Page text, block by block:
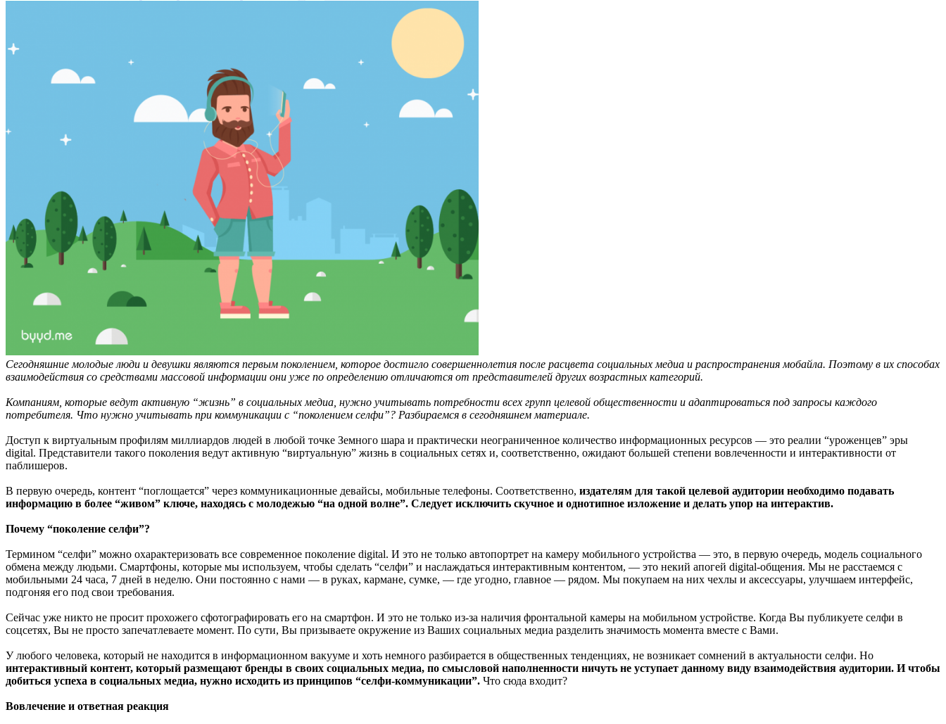
Сегодняшние молодые люди и девушки являются первым поколением, которое достигло совершеннолетия после расцвета социальных медиа и распространения мобайла. Поэтому в их способах
взаимодействия со средствами массовой информации они уже по определению отличаются от представителей других возрастных категорий.
Компаниям, которые ведут активную “жизнь” в социальных медиа, нужно учитывать потребности всех групп целевой общественности и адаптироваться под запросы каждого
потребителя. Что нужно учитывать при коммуникации с “поколением селфи”? Разбираемся в сегодняшнем материале.
Доступ к виртуальным профилям миллиардов людей в любой точке Земного шара и практически неограниченное количество информационных ресурсов — это реалии “уроженцев” эры
digital. Представители такого поколения ведут активную “виртуальную” жизнь в социальных сетях и, соответственно, ожидают большей степени вовлеченности и интерактивности от
паблишеров.
В первую очередь, контент “поглощается” через коммуникационные девайсы, мобильные телефоны. Соответственно, издателям для такой целевой аудитории необходимо подавать
информацию в более “живом” ключе, находясь с молодежью “на одной волне”. Следует исключить скучное и однотипное изложение и делать упор на интерактив.
Почему “поколение селфи”?
Термином “селфи” можно охарактеризовать все современное поколение digital. И это не только автопортрет на камеру мобильного устройства — это, в первую очередь, модель социального
обмена между людьми. Смартфоны, которые мы используем, чтобы сделать “селфи” и наслаждаться интерактивным контентом, — это некий апогей digital-общения. Мы не расстаемся с
мобильными 24 часа, 7 дней в неделю. Они постоянно с нами — в руках, кармане, сумке, — где угодно, главное — рядом. Мы покупаем на них чехлы и аксессуары, улучшаем интерфейс,
подгоняя его под свои требования.
Сейчас уже никто не просит прохожего сфотографировать его на смартфон. И это не только из-за наличия фронтальной камеры на мобильном устройстве. Когда Вы публикуете селфи в
соцсетях, Вы не просто запечатлеваете момент. По сути, Вы призываете окружение из Ваших социальных медиа разделить значимость момента вместе с Вами.
У любого человека, который не находится в информационном вакууме и хоть немного разбирается в общественных тенденциях, не возникает сомнений в актуальности селфи. Но
интерактивный контент, который размещают бренды в своих социальных медиа, по смысловой наполненности ничуть не уступает данному виду взаимодействия аудитории. И чтобы
добиться успеха в социальных медиа, нужно исходить из принципов “селфи-коммуникации”. Что сюда входит?
Вовлечение и ответная реакция